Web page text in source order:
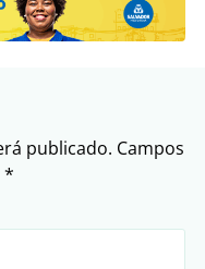
publicado. Campos
*